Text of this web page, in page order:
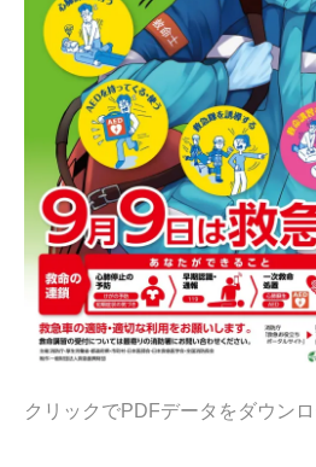
クリックでPDFデータをダウンロ